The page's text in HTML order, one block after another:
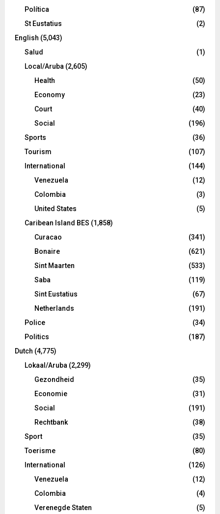
Política
(87)
St Eustatius
(2)
English (5,043)
Salud
(1)
Local/Aruba (2,605)
Health
(50)
Economy
(23)
Court
(40)
Social
(196)
Sports
(36)
Tourism
(107)
International
(144)
Venezuela
(12)
Colombia
(3)
United States
(5)
Caribean Island BES (1,858)
Curacao
(341)
Bonaire
(621)
Sint Maarten
(533)
Saba
(119)
Sint Eustatius
(67)
Netherlands
(191)
Police
(34)
Politics
(187)
Dutch (4,775)
Lokaal/Aruba (2,299)
Gezondheid
(35)
Economie
(31)
Social
(191)
Rechtbank
(38)
Sport
(35)
Toerisme
(80)
International
(126)
Venezuela
(12)
Colombia
(4)
Verenegde Staten
(5)